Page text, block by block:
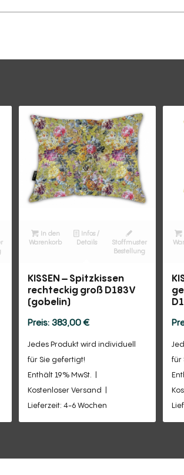
In den
Warenkorb
Infos /
Details
Stoffmuster
Bestellung
KISSEN – Spitzkissen
rechteckig groß D183V
(gobelin)
383,00€
Jedes Produkt wird individuell
für Sie gefertigt!
Enthält 19% MwSt.
Kostenloser Versand
Lieferzeit: 4-6 Wochen
für